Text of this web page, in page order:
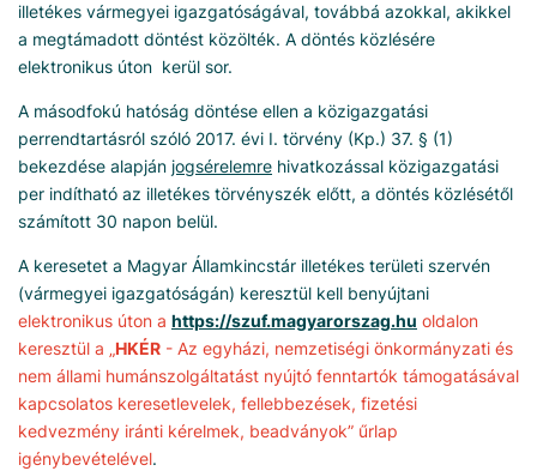
illetékes vármegyei igazgatóságával, továbbá azokkal, akikkel
a megtámadott döntést közölték. A döntés közlésére
elektronikus úton kerül sor.
A másodfokú hatóság döntése ellen a közigazgatási
perrendtartásról szóló 2017. évi I. törvény (Kp.) 37. § (1)
bekezdése alapján jogsérelemre hivatkozással közigazgatási
per indítható az illetékes törvényszék előtt, a döntés közlésétől
számított 30 napon belül.
A keresetet a Magyar Államkincstár illetékes területi szervén
(vármegyei igazgatóságán) keresztül kell benyújtani
elektronikus úton a https://szuf.magyarorszag.hu oldalon
keresztül a „HKÉR - Az egyházi, nemzetiségi önkormányzati és
nem állami humánszolgáltatást nyújtó fenntartók támogatásával
kapcsolatos keresetlevelek, fellebbezések, fizetési
kedvezmény iránti kérelmek, beadványok” űrlap
igénybevételével.